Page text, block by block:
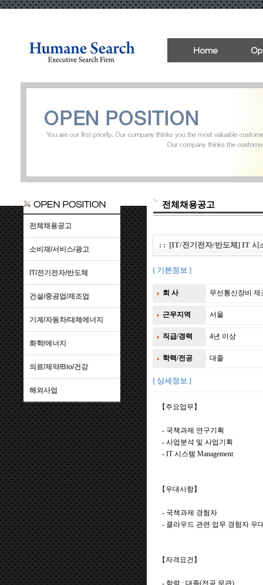
전체채용공고
소비재/서비스/광고
IT/전기전자/반도체
건설/중공업/제조업
기계/자동차/대체에너지
화학/에너지
의료/제약/Bio/건강
해외사업
전체채용공고
: : [IT/전기전자/반도체] IT 시
[ 기본정보 ]
회 사 무선통신장비 제
근무지역 서울
직급/경력 4년 이상
학력/전공 대졸
[ 상세정보 ]
【주요업무】
- 국책과제 연구기획
- 사업분석 및 사업기획
- IT 시스템 Management
【우대사항】
- 국책과제 경험자
- 클라우드 관련 업무 경험자 우
【자격요건】
- 학력 : 대졸(전공 무관)